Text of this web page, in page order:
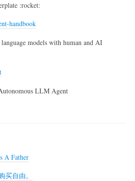
:rocket:
handbook
models with human and AI
LLM Agent
A Father
买自由。